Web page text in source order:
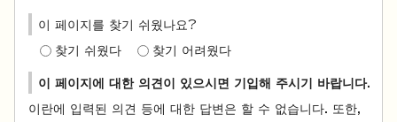
이 페이지를 찾기 쉬웠나요?
찾기 쉬웠다 찾기 어려웠다
이 페이지에 대한 의견이 있으시면 기입해 주시기 바랍니다.
이란에 입력된 의견 등에 대한 답변은 할 수 없습니다. 또한,